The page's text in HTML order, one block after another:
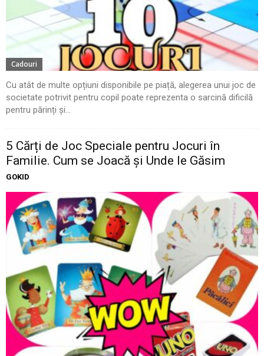
Cadouri
Cu atât de multe opțiuni disponibile pe piață, alegerea unui joc de
societate potrivit pentru copil poate reprezenta o sarcină dificilă
pentru părinți și...
5 Cărți de Joc Speciale pentru Jocuri în
Familie. Cum se Joacă și Unde le Găsim
GOKID